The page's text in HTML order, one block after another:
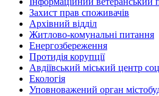
Захист прав споживачів
Архівний відділ
Житлово-комунальні питання
Енергозбереження
Протидія корупції
Авдіївський міський центр
Екологія
Уповноважений орган